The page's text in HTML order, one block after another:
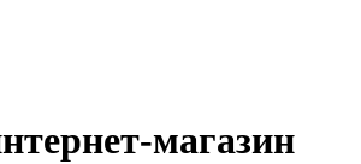
магазин